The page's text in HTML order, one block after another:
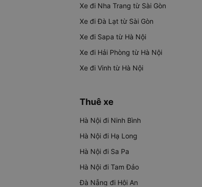
Xe đi Nha Trang từ Sài Gòn
Xe đi Đà Lạt từ Sài Gòn
Xe đi Sapa từ Hà Nội
Xe đi Hải Phòng từ Hà Nội
Xe đi Vinh từ Hà Nội
Thuê xe
Hà Nội đi Ninh Bình
Hà Nội đi Hạ Long
Hà Nội đi Sa Pa
Hà Nội đi Tam Đảo
Đà Nẵng đi Hội An